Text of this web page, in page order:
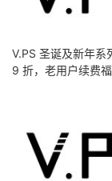
V.PS 圣诞及新年系
9 折，老用户续费